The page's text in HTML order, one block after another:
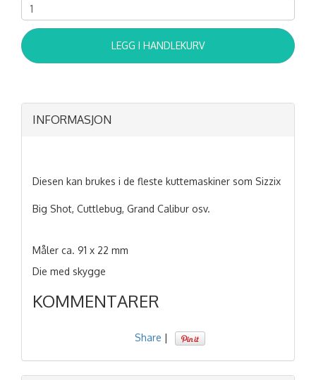
LEGG I HANDLEKURV
INFORMASJON
Diesen kan brukes i de fleste kuttemaskiner som Sizzix
Big Shot, Cuttlebug, Grand Calibur osv.
Måler ca. 91 x 22 mm
Die med skygge
KOMMENTARER
Share |